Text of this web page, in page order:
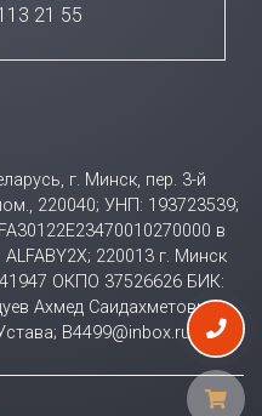
21 55
г. Минск, пер. 3-й
220040; УНП: 193723539;
в
220013 г. Минск
ОКПО 37526626 БИК:
Ахмед Саидахметович
B4499@inbox.ru